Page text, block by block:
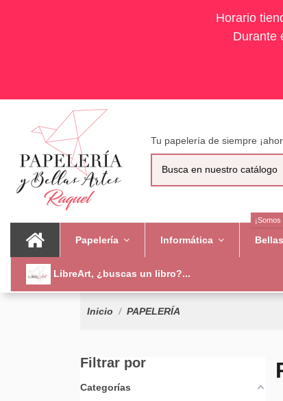
Horario
Durante
Tu papelería de siempre
Papelería Informática
LibreArt, ¿buscas un libro?...
Inicio PAPELERÍA
Filtrar por
Categorías